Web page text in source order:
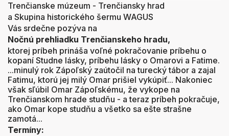
Trenčianske múzeum - Trenčiansky hrad
a Skupina historického šermu WAGUS
Vás srdečne pozýva na
Nočnú prehliadku Trenčianskeho hradu,
ktorej príbeh prináša voľné pokračovanie príbehu o
kopaní Studne lásky, príbehu lásky o Omarovi a Fatime.
...minulý rok Zápoľský zaútočil na turecký tábor a zajal
Fatimu, ktorú jej milý Omar prišiel vykúpiť... Nakoniec
však sľúbil Omar Zápoľskému, že vykope na
Trenčianskom hrade studňu - a teraz príbeh pokračuje,
ako Omar kope studňu a všetko sa ešte strašne
zamotá...
Termíny: